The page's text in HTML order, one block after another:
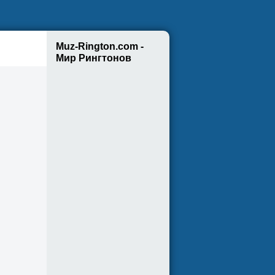
Muz-Rington.com -
Мир Рингтонов